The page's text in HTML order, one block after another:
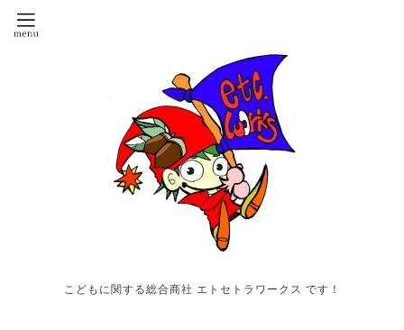
こどもに関する総合商社 エトセトラワークス です！